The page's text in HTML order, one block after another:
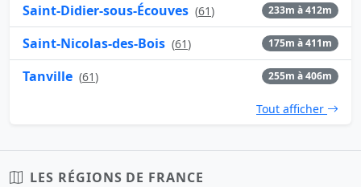
Saint-Didier-sous-Écouves (61) 233m à 412m
Saint-Nicolas-des-Bois (61) 175m à 411m
Tanville (61) 255m à 406m
Tout afficher
LES RÉGIONS DE FRANCE